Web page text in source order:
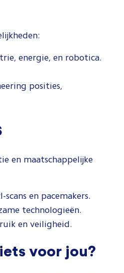
energie, en robotica.
posities,
en maatschappelijke
en pacemakers.
technologieën.
en veiligheid.
voor jou?